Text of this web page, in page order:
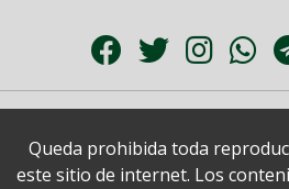
Queda prohibida toda
este sitio de internet. Los